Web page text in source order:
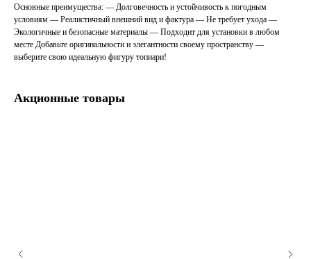
Основные преимущества: — Долговечность и устойчивость к погодным
условиям — Реалистичный внешний вид и фактура — Не требует ухода —
Экологичные и безопасные материалы — Подходит для установки в любом
месте Добавьте оригинальности и элегантности своему пространству —
выберите свою идеальную фигуру топиари!
Акционные товары